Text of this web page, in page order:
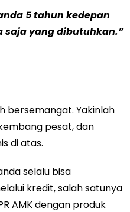
5 tahun kedepan
saja yang dibutuhkan.”
bersemangat. Yakinlah
pesat, dan
di atas.
selalu bisa
kredit, salah satunya
AMK dengan produk